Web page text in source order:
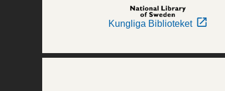
Kungliga Biblioteket